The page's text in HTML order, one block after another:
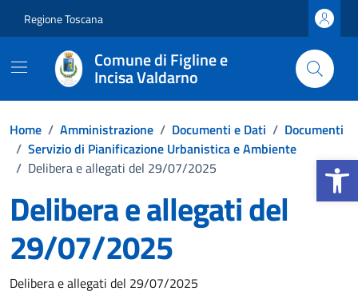
Apri la
Regione Toscana
Comune di Figline e
Incisa Valdarno
Home / Amministrazione / Documenti e Dati / Documenti
/ Servizio di Pianificazione Urbanistica e Ambiente
/ Delibera e allegati del 29/07/2025
Delibera e allegati del
29/07/2025
Dettagli del documento
Delibera e allegati del 29/07/2025